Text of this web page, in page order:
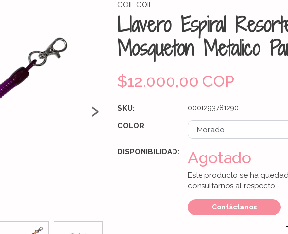
›
COIL COIL
Llavero Espiral
Mosqueton Metalico
$12.000,00 COP
SKU: 0001293781290
COLOR
DISPONIBILIDAD: Agotado
Este producto se ha
consultarnos al respecto.
Contáctanos